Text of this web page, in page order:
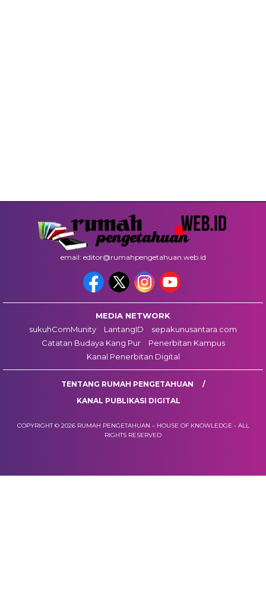
email: editor@rumahpengetahuan.web.id
MEDIA NETWORK
sukuhComMunity
LantangID
sepakunusantara.com
Catatan Budaya Kang Pur
Penerbitan Kampus
Kanal Penerbitan Digital
TENTANG RUMAH PENGETAHUAN
KANAL PUBLIKASI DIGITAL
COPYRIGHT © 2026 RUMAH PENGETAHUAN – HOUSE OF KNOWLEDGE - ALL
RIGHTS RESERVED